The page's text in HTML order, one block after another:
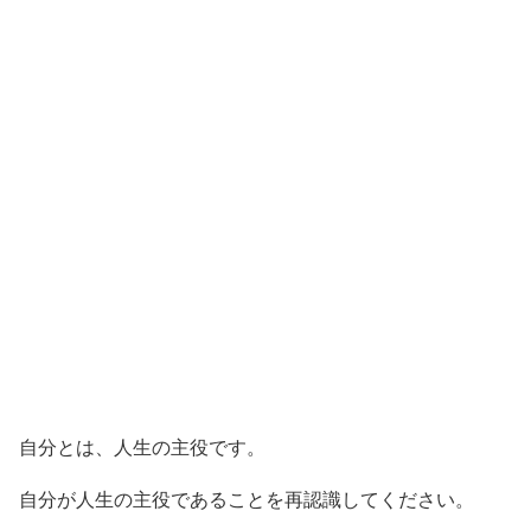
自分とは、人生の主役です。
自分が人生の主役であることを再認識してください。